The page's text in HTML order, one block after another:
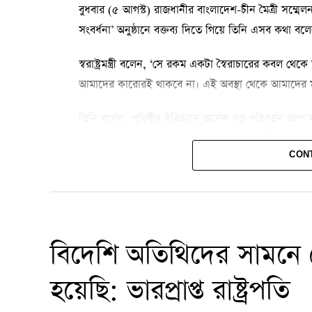
বুধবার (৫ আগস্ট) রাজধানীর বাংলাদেশ-চীন মৈত্রী
সংবর্ধনা’ অনুষ্ঠানে বক্তব্য দিতে গিয়ে তিনি এসব কথা
স্বরাষ্ট্রমন্ত্রী বলেন, ‘সে রকম একটা স্বৈরাচারের
আমাদের কারোরই থাকবে না। এই অবস্থা থেকে আমাদের
ঐতিহাসিক ঘটনা। তবে এর পেছনে রয়েছে দীর্ঘদিনের
জুলাইয়ের ৩৬ দিন নয়, ২০০৯ থেকে ২০২৪ সাল পর্যন্ত
নিজের গুম হওয়ার অভিজ্ঞতার কথা তুলে ধরে
তিনি আরও বলেন, দীর্ঘদিন গণতান্ত্রিক আন্দোলনের পথ
বিভিন্ন রাজনৈতিক দলের অসংখ্য নেতা-কর্মী ও
ফিরে আসেননি। এসব আত্মত্যাগের ইতিহাস বাদ দিয়ে
বিদেশি অতিথিদের
হয়েছি: ভারপ্রাপ্ত রাষ্ট্রপতি